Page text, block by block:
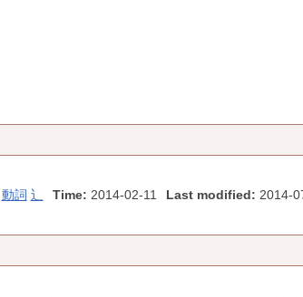
動詞 辶 Time: 2014-02-11 Last modified: 2014-